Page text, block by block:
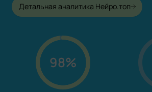
Детальная аналитика Нейро.топ
98%